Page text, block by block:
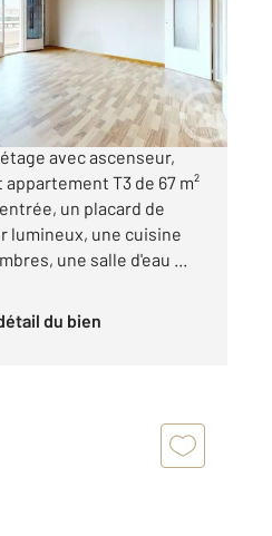
vendre
€
commerces et des
avec ascenseur,
T3 de 67 m²
un placard de
lumineux, une cuisine
une salle d'eau ...
du bien